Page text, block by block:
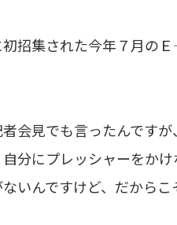
招集された今年７月の
者会見でも言ったんです
分にプレッシャーをか
いんですけど、だからこ